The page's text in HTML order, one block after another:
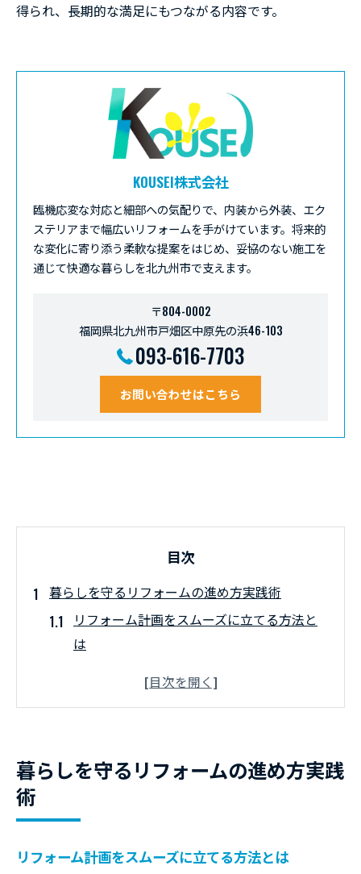
得られ、長期的な満足にもつながる内容です。
KOUSEI株式会社
臨機応変な対応と細部への気配りで、内装から外装、エク
ステリアまで幅広いリフォームを手がけています。将来的
な変化に寄り添う柔軟な提案をはじめ、妥協のない施工を
通じて快適な暮らしを北九州市で支えます。
〒804-0002
福岡県北九州市戸畑区中原先の浜46-103
093-616-7703
お問い合わせはこちら
目次
暮らしを守るリフォームの進め方実践術
リフォーム計画をスムーズに立てる方法と
は
リフォームやることリストで失敗回避
快適な住み替えリフォームが叶う工事時期
る
暮らしを守るリフォームの進め方実践
術
リフォーム計画をスムーズに立てる方法とは